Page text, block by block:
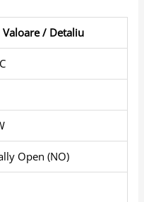
Valoare / Detaliu
Open (NO)